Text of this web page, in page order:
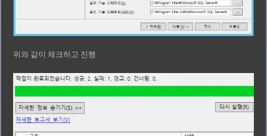
위와 같이 체크하고 진행